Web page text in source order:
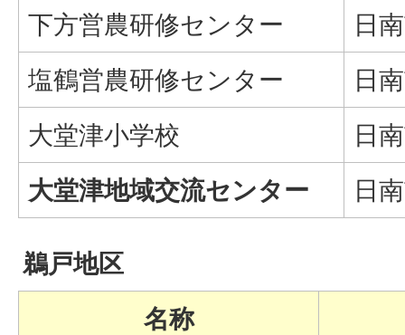
下方営農研修センター
日
塩鶴営農研修センター
日
大堂津小学校
日
大堂津地域交流センター
日
鵜戸地区
名称